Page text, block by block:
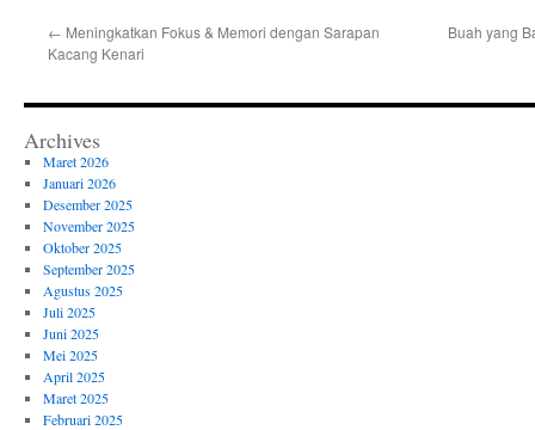
← Meningkatkan Fokus & Memori dengan Sarapan
Kacang Kenari
Buah yang
Archives
Maret 2026
Januari 2026
Desember 2025
November 2025
Oktober 2025
September 2025
Agustus 2025
Juli 2025
Juni 2025
Mei 2025
April 2025
Maret 2025
Februari 2025